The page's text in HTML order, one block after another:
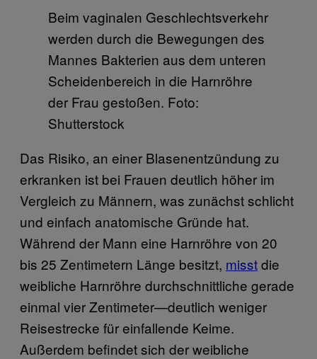
Beim vaginalen Geschlechtsverkehr
werden durch die Bewegungen des
Mannes Bakterien aus dem unteren
Scheidenbereich in die Harnröhre
der Frau gestoßen. Foto:
Shutterstock
Das Risiko, an einer Blasenentzündung zu
erkranken ist bei Frauen deutlich höher im
Vergleich zu Männern, was zunächst schlicht
und einfach anatomische Gründe hat.
Während der Mann eine Harnröhre von 20
bis 25 Zentimetern Länge besitzt, misstdie
weibliche Harnröhre durchschnittliche gerade
einmal vier Zentimeter—deutlich weniger
Reisestrecke für einfallende Keime.
Außerdem befindet sich der weibliche